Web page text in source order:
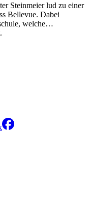
Steinmeier lud zu einer
Bellevue. Dabei
welche